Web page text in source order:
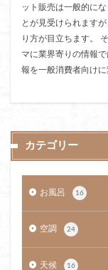
ット販売は一般的に
とが見受けられます
り方が目立ちます。
マに業界寄りの情報
報を一般消費者向けに
カテゴリー
お風呂 16
空調 24
天候 16